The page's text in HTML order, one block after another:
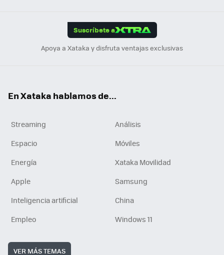
Suscríbete a
Apoya a Xataka y disfruta ventajas exclusivas
En Xataka hablamos de...
Streaming
Análisis
Espacio
Móviles
Energía
Xataka Movilidad
Apple
Samsung
Inteligencia artificial
China
Empleo
Windows 11
VER MÁS TEMAS